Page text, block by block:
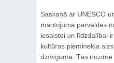
Saskaņā ar UNESCO
mantojuma pārvaldes
iesaistei un līdzdalībai
kultūras pieminekļa
dzīvīgumā. Tās